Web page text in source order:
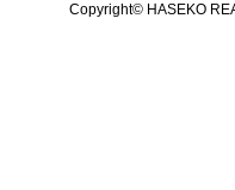
Copyright© HASEKO